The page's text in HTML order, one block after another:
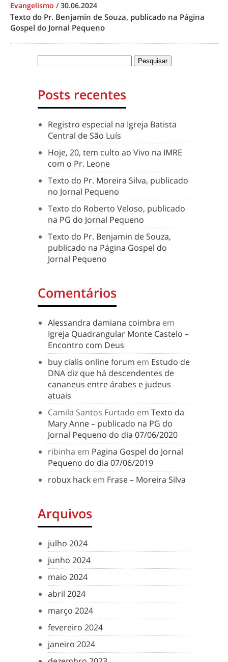
Evangelismo /30.06.2024
Texto do Pr. Benjamin de Souza, publicado na Página
Gospel do Jornal Pequeno
Posts recentes
Registro especial na Igreja Batista
Central de São Luís
Hoje, 20, tem culto ao Vivo na IMRE
com o Pr. Leone
Texto do Pr. Moreira Silva, publicado
no Jornal Pequeno
Texto do Roberto Veloso, publicado
na PG do Jornal Pequeno
Texto do Pr. Benjamin de Souza,
publicado na Página Gospel do
Jornal Pequeno
Comentários
Alessandra damiana coimbra em
Igreja Quadrangular Monte Castelo –
Encontro com Deus
buy cialis online forum em Estudo de
DNA diz que há descendentes de
cananeus entre árabes e judeus
atuais
Camila Santos Furtado em Texto da
Mary Anne – publicado na PG do
Jornal Pequeno do dia 07/06/2020
ribinha em Pagina Gospel do Jornal
Pequeno do dia 07/06/2019
robux hack em Frase – Moreira Silva
Arquivos
julho 2024
junho 2024
maio 2024
abril 2024
março 2024
fevereiro 2024
janeiro 2024